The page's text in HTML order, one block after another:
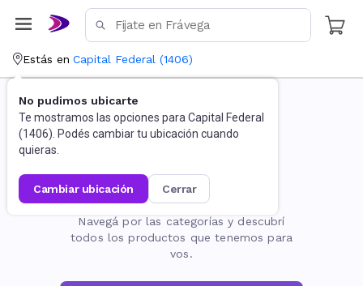
Estás en Capital Federal (1406)
No pudimos ubicarte
Te mostramos las opciones para Capital Federal
(1406). Podés cambiar tu ubicación cuando
quieras.
cambiar ubicación cerrar
La página no existe
Navegá por las categorías y descubrí
todos los productos que tenemos para
vos.